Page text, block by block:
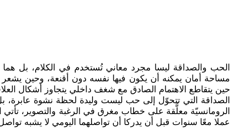
الحب والصداقة ليسا مجرد معاني تُستخدم في الكلام، بل هما
مساحة أمان يمكنه أن يكون فيها نفسه دون أقنعة، وحين يشعر
حين يتقاطع الاهتمام الصادق مع شغف داخلي يتجاوز أشكال
الصداقة التي تتحوّل إلى حب ليست وليدة لحظة نشوة عابرة،
الرومانسيّة معلَّقة على خطاب مغرق في الرغبة والتصوير، تأتي
عملا معًا سنوات قبل أن يدركا أن تواصلهما اليومي لا يشبه